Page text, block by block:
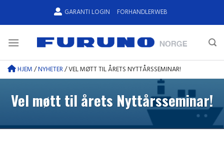
GARANTI LOGIN FORHANDLERWEB
HJEM/NYHETER/VEL MØTT TIL ÅRETS NYTTÅRSSEMINAR!
Vel møtt til årets Nyttårsseminar!